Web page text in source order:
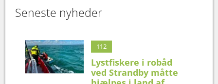
Seneste nyheder
112
Lystfiskere i robåd
ved Strandby måtte